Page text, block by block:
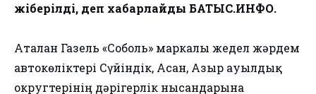
жіберілді, деп хабарлайды БАТЫС.ИНФО.
Аталған Газель «Соболь» маркалы жедел жәрдем
автокөліктері Сүйіндік, Асан, Азғыр ауылдық
округтерінің дәрігерлік нысандарына